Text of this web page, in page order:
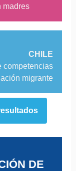
madres
CHILE
competencias
migrante
DE